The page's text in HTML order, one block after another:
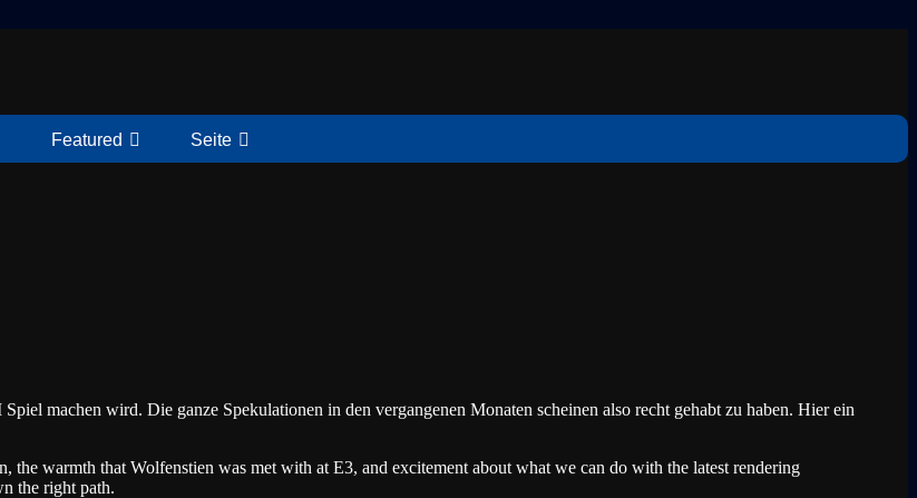
Featured Seite
machen wird. Die ganze Spekulationen in den vergangenen Monaten scheinen also recht gehabt zu haben. Hier ein
the warmth that Wolfenstien was met with at E3, and excitement about what we can do with the latest rendering
the right path.